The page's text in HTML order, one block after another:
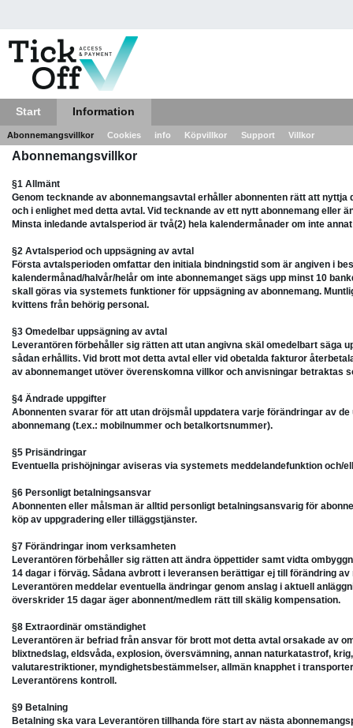
Start Information
Abonnemangsvillkor Cookies info Köpvillkor Support Villkor
Abonnemangsvillkor
§1 Allmänt
Genom tecknande av abonnemangsavtal erhåller abonnenten rätt att
och i enlighet med detta avtal. Vid tecknande av ett nytt abonnemang eller
Minsta inledande avtalsperiod är två(2) hela kalendermånader om inte
§2 Avtalsperiod och uppsägning av avtal
Första avtalsperioden omfattar den initiala bindningstid som är angiven i
kalendermånad/halvår/helår om inte abonnemanget sägs upp minst 10
skall göras via systemets funktioner för uppsägning av abonnemang.
kvittens från behörig personal.
§3 Omedelbar uppsägning av avtal
Leverantören förbehåller sig rätten att utan angivna skäl omedelbart säga
sådan erhållits. Vid brott mot detta avtal eller vid obetalda fakturor
av abonnemanget utöver överenskomna villkor och anvisningar
§4 Ändrade uppgifter
Abonnenten svarar för att utan dröjsmål uppdatera varje förändringar av
abonnemang (t.ex.: mobilnummer och betalkortsnummer).
§5 Prisändringar
Eventuella prishöjningar aviseras via systemets meddelandefunktion och/
§6 Personligt betalningsansvar
Abonnenten eller målsman är alltid personligt betalningsansvarig för
köp av uppgradering eller tilläggstjänster.
§7 Förändringar inom verksamheten
Leverantören förbehåller sig rätten att ändra öppettider samt vidta
14 dagar i förväg. Sådana avbrott i leveransen berättigar ej till förändring
Leverantören meddelar eventuella ändringar genom anslag i aktuell
överskrider 15 dagar äger abonnent/medlem rätt till skälig kompensation.
§8 Extraordinär omständighet
Leverantören är befriad från ansvar för brott mot detta avtal orsakade av
blixtnedslag, eldsvåda, explosion, översvämning, annan naturkatastrof,
valutarestriktioner, myndighetsbestämmelser, allmän knapphet i
Leverantörens kontroll.
§9 Betalning
Betalning ska vara Leverantören tillhanda före start av nästa